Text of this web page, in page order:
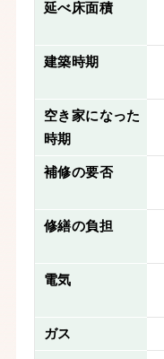
延べ床面積
建築時期
空き家になった
時期
補修の要否
修繕の負担
電気
ガス